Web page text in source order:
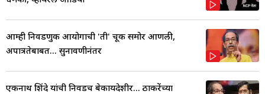
आम्ही निवडणुक आयोगाची 'ती' चूक समोर आणली,
अपात्रतेबाबत... सुनावणीनंतर
एकनाथ शिंदे यांची निवडच बेकायदेशीर... ठाकरेंच्या